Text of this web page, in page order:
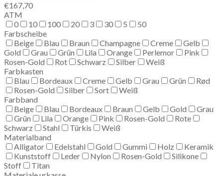
€167,70
ATM
0
10 100 20 3 30 5
50
Farbscheibe
Beige
Blau Braun Champagne Creme
Gelb
Gold
Grau Grün Lila Orange Perlemor
Pink
Rosen-Gold
Rot Schwarz Silber
Weiß
Farbkasten
Blau
Bordeaux Creme Gelb Grau Grün
Rød
Rosen-Gold
Silber Sort
Weiß
Farbband
Beige
Blau Bordeaux Braun Gelb Gold
Grau
Grün
Lila Orange Pink Rosen-Gold
Rote
Schwarz
Stahl Türkis
Weiß
Materialband
Alligator
Edelstahl Gold Gummi Holz
Keramik
Kunststoff
Leder Nylon Rosen-Gold
Silikone
Stoff
Titan